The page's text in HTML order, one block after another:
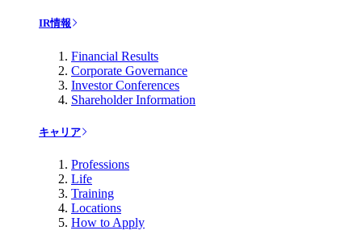
IR情報
Financial Results
Corporate Governance
Investor Conferences
Shareholder Information
キャリア
Professions
Life
Training
Locations
How to Apply